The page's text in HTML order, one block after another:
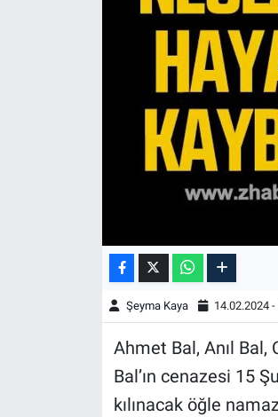
Şeyma Kaya 14.02.2024 -
Ahmet Bal, Anıl
Bal’ın cenazesi 15
kılınacak öğle